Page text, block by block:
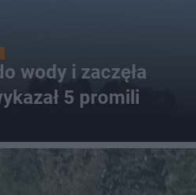
wody i zaczęła
5 promili